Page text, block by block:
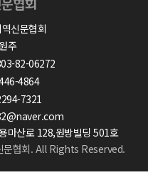
신문협회
주
82-06272
4864
7321
마산로 128,원방빌딩 501호
문협회. All Rights Reserved.